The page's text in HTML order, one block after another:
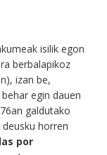
isilik egon
berbalapikoz
izan be,
egin dauen
galdutako
horren
por